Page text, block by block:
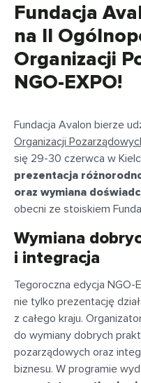
Fundacja
na II
Organizacji
NGO-EXPO!
Fundacja Avalon bierze
Organizacji
się 29-30 czerwca w
prezentacja
oraz wymiana
obecni ze stoiskiem
Wymiana
i integracja
Tegoroczna edycja
nie tylko prezentację
z całego kraju.
do wymiany dobrych
pozarządowych oraz
biznesu. W programie